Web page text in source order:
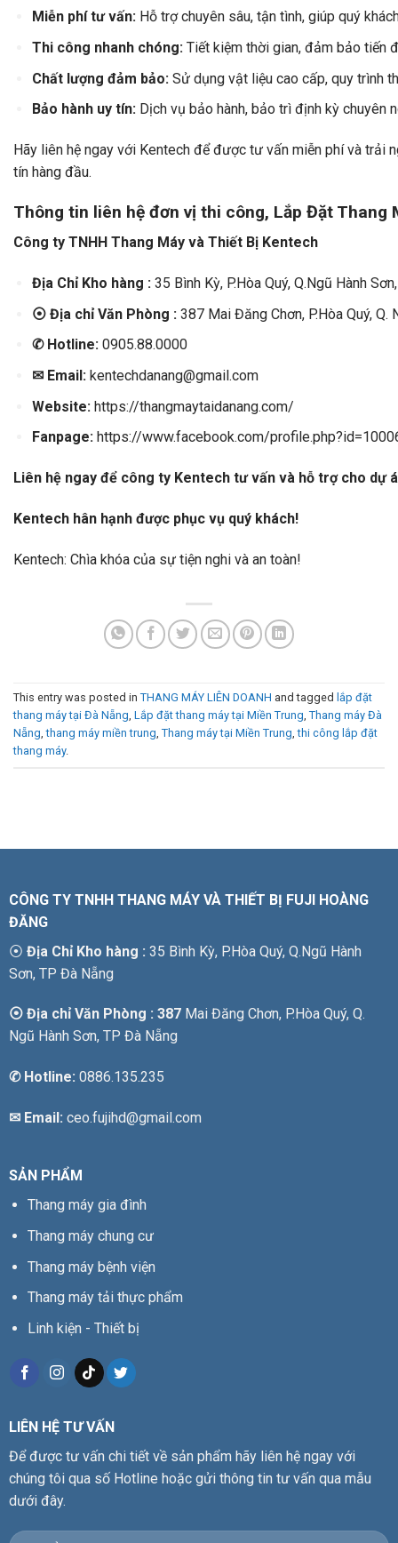
Miễn phí tư vấn:Hỗ trợ chuyên sâu, tận tình, giúp quý
Thi công nhanh chóng:Tiết kiệm thời gian, đảm bảo tiến
Chất lượng đảm bảo:Sử dụng vật liệu cao cấp, quy trình
Bảo hành uy tín:Dịch vụ bảo hành, bảo trì định kỳ chuyên
Hãy liên hệ ngay với Kentech để được tư vấn miễn phí và trải
tín hàng đầu.
Thông tin liên hệ đơn vị thi công, Lắp Đặt Thang
Công ty TNHH Thang Máy và Thiết Bị Kentech
Địa Chỉ Kho hàng :35 Bình Kỳ, P.Hòa Quý, Q.Ngũ Hành
⦿Địa chỉ Văn Phòng : 387 Mai Đăng Chơn, P.Hòa Quý, Q.
✆Hotline:0905.88.0000
✉Email:kentechdanang@gmail.com
Website: https://thangmaytaidanang.com/
Fanpage: https://www.facebook.com/
Liên hệ ngay để công ty Kentech tư vấn và hỗ trợ cho dự
Kentech hân hạnh được phục vụ quý khách!
Kentech: Chìa khóa của sự tiện nghi và an toàn!
This entry was posted in THANG MÁY LIÊN DOANH and tagged lắp đặt
thang máy tại Đà Nẵng Lắp đặt thang máy tại Miền Trung Thang máy Đà
Nẵng ,thang máy miền trung Thang máy tại Miền Trung ,thi công lắp đặt
thang máy.
CÔNG TY TNHH THANG MÁY VÀ THIẾT BỊ FUJI HOÀNG
ĐĂNG
⦿ Địa Chỉ Kho hàng : 35 Bình Kỳ, P.Hòa Quý, Q.Ngũ Hành
Sơn, TP Đà Nẵng
⦿ Địa chỉ Văn Phòng : 387 Mai Đăng Chơn, P.Hòa Quý, Q.
Ngũ Hành Sơn, TP Đà Nẵng
✆Hotline: 0886.135.235
✉ Email: ceo.fujihd@gmail.com
SẢN PHẨM
Thang máy gia đình
Thang máy chung cư
Thang máy bệnh viện
Thang máy tải thực phẩm
Linh kiện - Thiết bị
LIÊN HỆ TƯ VẤN
Để được tư vấn chi tiết về sản phẩm hãy liên hệ ngay với
chúng tôi qua số Hotline hoặc gửi thông tin tư vấn qua mẫu
dưới đây.